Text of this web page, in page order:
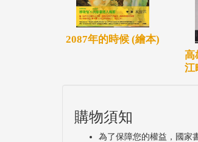
位與高雄發展息息相關的
晰。
2087年的時候 (繪本)
高
江
購物須知
為了保障您的權益，國家